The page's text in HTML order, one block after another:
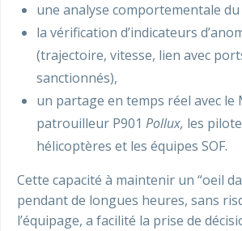
une analyse comportementale
la vérification d’indicateurs
(trajectoire, vitesse, lien avec
sanctionnés),
un partage en temps réel avec le
patrouilleur P901 Pollux, les
hélicoptères et les équipes SOF.
Cette capacité à maintenir un “oeil
pendant de longues heures, sans
l’équipage, a facilité la prise de